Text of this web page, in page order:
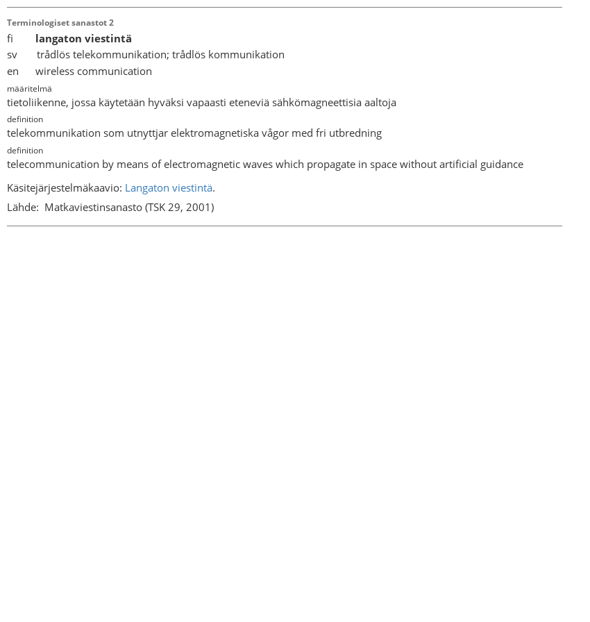
Terminologiset sanastot 2
fi langaton viestintä
sv trådlös telekommunikation; trådlös kommunikation
en wireless communication
määritelmä
tietoliikenne, jossa käytetään hyväksi vapaasti eteneviä sähkömagneettisia aaltoja
definition
telekommunikation som utnyttjar elektromagnetiska vågor med fri utbredning
definition
telecommunication by means of electromagnetic waves which propagate in space without artificial guidance
Käsitejärjestelmäkaavio: Langaton viestintä.
Lähde: Matkaviestinsanasto (TSK 29, 2001)